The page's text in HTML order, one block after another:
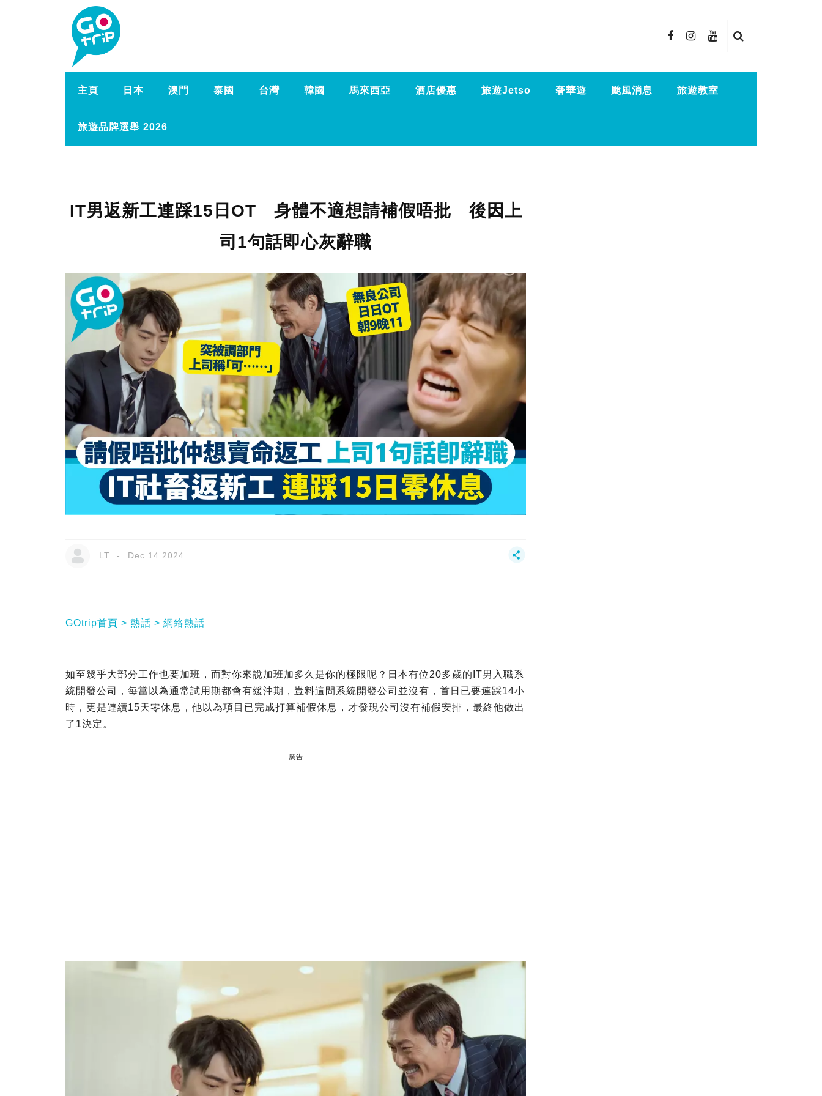
主頁 日本 澳門 泰國 台灣 韓國 馬來西亞 酒店優惠 旅遊Jetso 奢華遊 颱風消息 旅遊教室
旅遊品牌選舉 2026
IT男返新工連踩15日OT 身體不適想請補假唔批 後因上
司1句話即心灰辭職
LT Dec 14 2024
GOtrip首頁 熱話 網絡熱話
如至幾乎大部分工作也要加班，而對你來說加班加多久是你的極限呢？日本有位20多歲的IT男入職系
統開發公司，每當以為通常試用期都會有緩沖期，豈料這間系統開發公司並沒有，首日已要連踩14小
時，更是連續15天零休息，他以為項目已完成打算補假休息，才發現公司沒有補假安排，最終他做出
了1決定。
廣告